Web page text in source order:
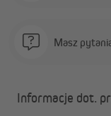
Masz
Informacje dot.